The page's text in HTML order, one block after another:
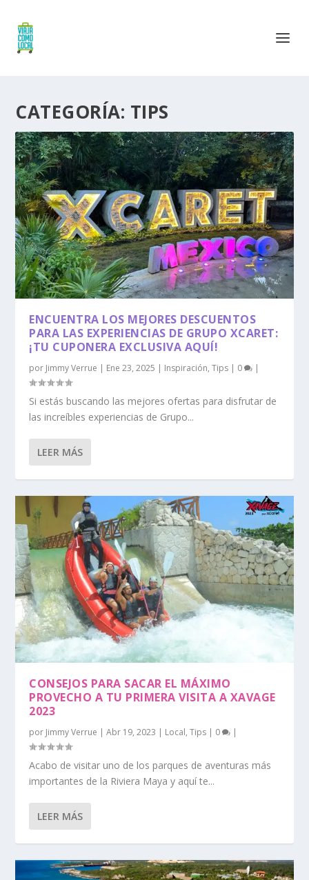
CATEGORÍA: TIPS
ENCUENTRA LOS MEJORES DESCUENTOS
PARA LAS EXPERIENCIAS DE GRUPO XCARET:
¡TU CUPONERA EXCLUSIVA AQUÍ!
por Jimmy Verrue | Ene 23, 2025 | Inspiración,Tips | 0 |
Si estás buscando las mejores ofertas para disfrutar de
las increíbles experiencias de Grupo...
LEER MÁS
CONSEJOS PARA SACAR EL MÁXIMO
PROVECHO A TU PRIMERA VISITA A XAVAGE
2023
por Jimmy Verrue |Abr 19, 2023 | Local,Tips | 0 |
Acabo de visitar uno de los parques de aventuras más
importantes de la Riviera Maya y aquí te...
LEER MÁS